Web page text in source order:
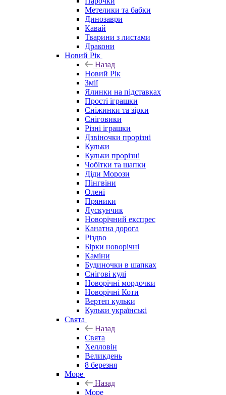
Метелики та бабки
Динозаври
Кавай
Тварини з листами
Дракони
Новий Рік
Назад
Новий Рік
Змії
Ялинки на підставках
Прості іграшки
Сніжинки та зірки
Сніговики
Різні іграшки
Дзвіночки прорізні
Кульки
Кульки прорізні
Чобітки та шапки
Діди Морози
Пінгвіни
Олені
Пряники
Лускунчик
Новорічний експрес
Канатна дорога
Різдво
Бірки новорічні
Каміни
Будиночки в шапках
Снігові кулі
Новорічні мордочки
Новорічні Коти
Вертеп кульки
Кульки українські
Свята
Назад
Свята
Хелловін
Великдень
8 березня
Море
Назад
Море